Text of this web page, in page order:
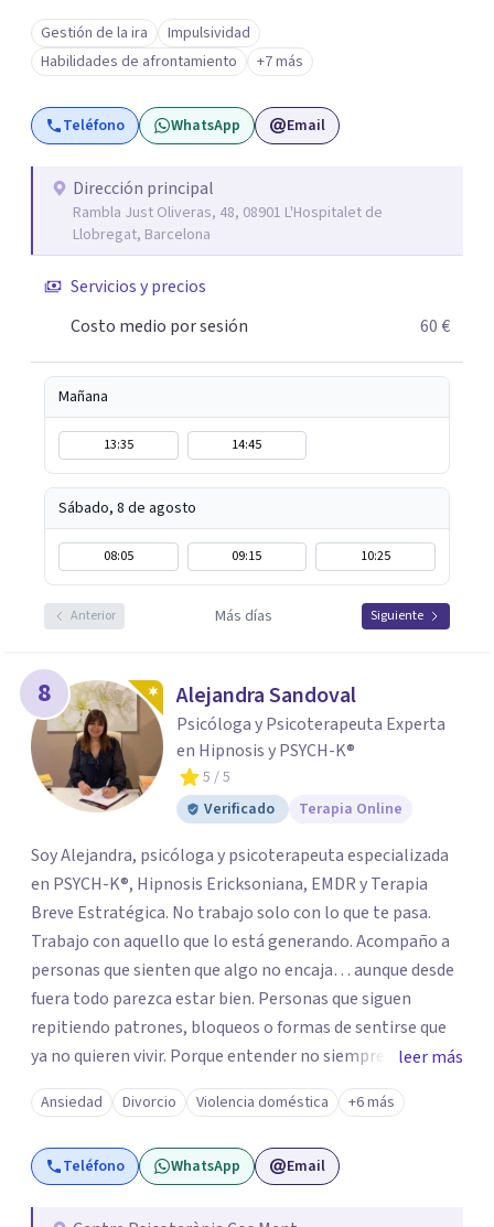
Gestión de la ira
Impulsividad
Habilidades de afrontamiento
+7 más
Teléfono WhatsApp Email
Dirección principal
Rambla Just Oliveras, 48, 08901 L'Hospitalet de
Llobregat, Barcelona
Servicios y precios
Costo medio por sesión
60 €
Mañana
13:35 14:45
Sábado, 8 de agosto
08:05 09:15 10:25
Anterior Más días Siguiente
8 Alejandra Sandoval
Psicóloga y Psicoterapeuta Experta
en Hipnosis y PSYCH-K®
5 / 5
Verificado
Terapia Online
Soy Alejandra, psicóloga y psicoterapeuta especializada
en PSYCH-K®, Hipnosis Ericksoniana, EMDR y Terapia
Breve Estratégica. No trabajo solo con lo que te pasa.
Trabajo con aquello que lo está generando. Acompaño a
personas que sienten que algo no encaja… aunque desde
fuera todo parezca estar bien. Personas que siguen
repitiendo patrones, bloqueos o formas de sentirse que
ya no quieren vivir. Porque entender no siempre
transforma. Mi enfoque va más allá de la conversación.
Trabajo en los niveles más profundos donde se
construyen las respuestas automáticas que hoy te
limitan: creencias, memorias emocionales y patrones
leer más
Ansiedad Divorcio Violencia doméstica +6 más
Teléfono WhatsApp Email